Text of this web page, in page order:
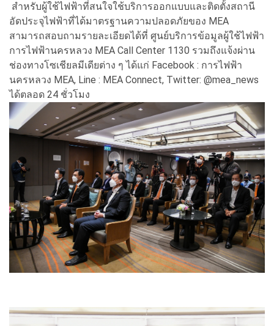
สำหรับผู้ใช้ไฟฟ้าที่สนใจใช้บริการออกแบบและติดตั้งสถานี
อัดประจุไฟฟ้าที่ได้มาตรฐานความปลอดภัยของ MEA
สามารถสอบถามรายละเอียดได้ที่ ศูนย์บริการข้อมูลผู้ใช้ไฟฟ้า
การไฟฟ้านครหลวง MEA Call Center 1130 รวมถึงแจ้งผ่าน
ช่องทางโซเชียลมีเดียต่าง ๆ ได้แก่ Facebook : การไฟฟ้า
นครหลวง MEA, Line : MEA Connect, Twitter: @mea_news
ได้ตลอด 24 ชั่วโมง